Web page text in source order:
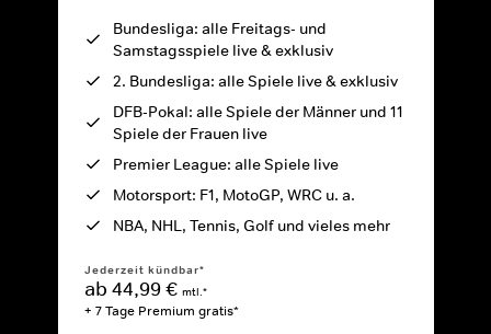
Bundesliga: alle Freitags- und
Samstagsspiele live & exklusiv
2. Bundesliga: alle Spiele live & exklusiv
DFB-Pokal: alle Spiele der Männer und 11
Spiele der Frauen live
Premier League: alle Spiele live
Motorsport: F1, MotoGP, WRC u. a.
NBA, NHL, Tennis, Golf und vieles mehr
Jederzeit kündbar*
ab 44,99 € mtl.*
+ 7 Tage Premium gratis*